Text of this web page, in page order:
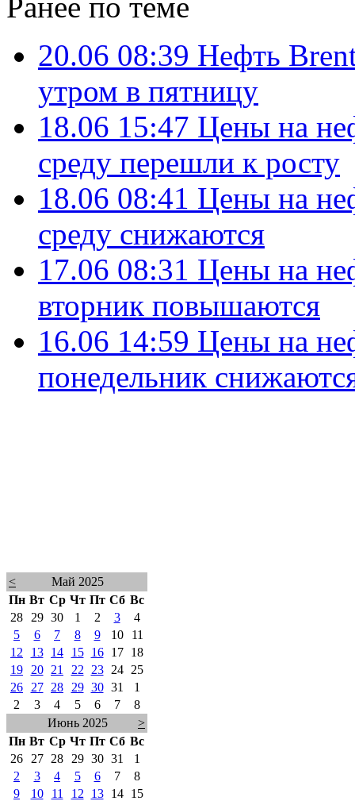
20.06 08:39 Нефть
утром в пятницу
18.06 15:47 Цены на
среду перешли к росту
18.06 08:41 Цены на
среду снижаются
17.06 08:31 Цены на
вторник повышаются
16.06 14:59 Цены на
понедельник
<
Май 2025
Пн Вт Ср Чт Пт Сб Вс
28
29 30 1 2 3
4
5
6 7 8 9 10
11
12
13 14 15 16 17
18
19
20 21 22 23 24
25
26
27 28 29 30 31
1
2
3 4 5 6 7
8
Июнь 2025
>
Пн Вт Ср Чт Пт Сб Вс
26
27 28 29 30 31
1
2
3 4 5 6 7
8
9
10 11 12 13 14 15